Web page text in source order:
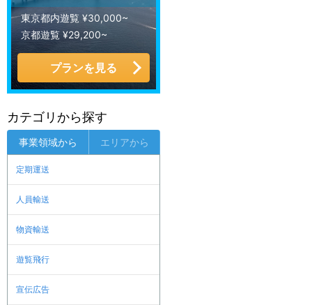
東京都内遊覧 ¥30,000~
京都遊覧 ¥29,200~
プランを見る
カテゴリから探す
事業領域から エリアから
定期運送
人員輸送
物資輸送
遊覧飛行
宣伝広告